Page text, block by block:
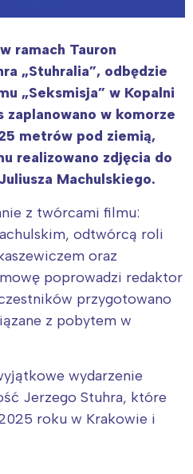
ramach Tauron
„Stuhralia”, odbędzie
„Seksmisja” w Kopalni
zaplanowano w komorze
metrów pod ziemią,
realizowano zdjęcia do
Machulskiego.
z twórcami filmu:
odtwórcą roli
oraz
poprowadzi redaktor
przygotowano
z pobytem w
wydarzenie
Jerzego Stuhra, które
roku w Krakowie i